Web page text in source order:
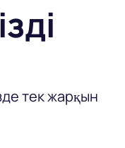
тарихы бар.
өзгерте алады.
стандарттарына
тек жарқын